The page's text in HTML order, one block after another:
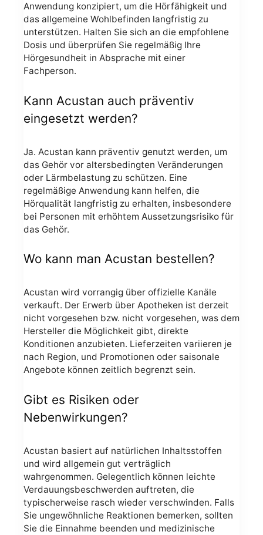
Anwendung konzipiert, um die Hörfähigkeit und
das allgemeine Wohlbefinden langfristig zu
unterstützen. Halten Sie sich an die empfohlene
Dosis und überprüfen Sie regelmäßig Ihre
Hörgesundheit in Absprache mit einer
Fachperson.
Kann Acustan auch präventiv
eingesetzt werden?
Ja. Acustan kann präventiv genutzt werden, um
das Gehör vor altersbedingten Veränderungen
oder Lärmbelastung zu schützen. Eine
regelmäßige Anwendung kann helfen, die
Hörqualität langfristig zu erhalten, insbesondere
bei Personen mit erhöhtem Aussetzungsrisiko für
das Gehör.
Wo kann man Acustan bestellen?
Acustan wird vorrangig über offizielle Kanäle
verkauft. Der Erwerb über Apotheken ist derzeit
nicht vorgesehen bzw. nicht vorgesehen, was dem
Hersteller die Möglichkeit gibt, direkte
Konditionen anzubieten. Lieferzeiten variieren je
nach Region, und Promotionen oder saisonale
Angebote können zeitlich begrenzt sein.
Gibt es Risiken oder
Nebenwirkungen?
Acustan basiert auf natürlichen Inhaltsstoffen
und wird allgemein gut verträglich
wahrgenommen. Gelegentlich können leichte
Verdauungsbeschwerden auftreten, die
typischerweise rasch wieder verschwinden. Falls
Sie ungewöhnliche Reaktionen bemerken, sollten
Sie die Einnahme beenden und medizinische